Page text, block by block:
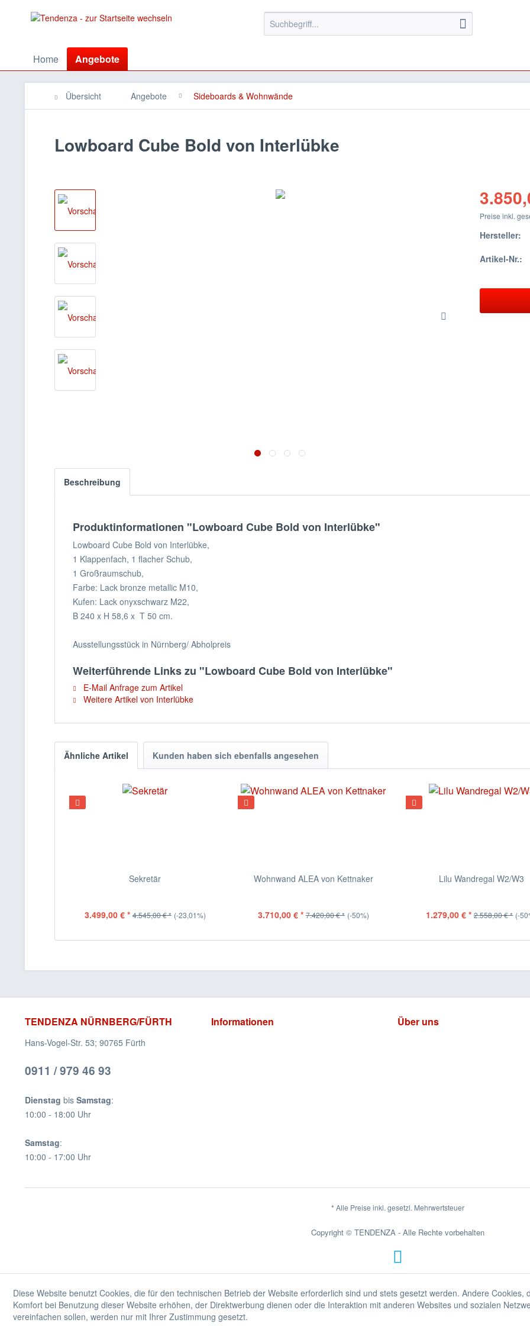
Home Angebote
Übersicht Angebote Sideboards & Wohnwände
Lowboard Cube Bold von Interlübke
Preise inkl.
Hersteller:
Artikel-Nr.:
Beschreibung
Produktinformationen "Lowboard Cube Bold von Interlübke"
Lowboard Cube Bold von Interlübke,
1 Klappenfach, 1 flacher Schub,
1 Großraumschub,
Farbe: Lack bronze metallic M10,
Kufen: Lack onyxschwarz M22,
B 240 x H 58,6 x T 50 cm.
Ausstellungsstück in Nürnberg/ Abholpreis
Weiterführende Links zu "Lowboard Cube Bold von Interlübke"
E-Mail Anfrage zum Artikel
Weitere Artikel von Interlübke
Ähnliche Artikel Kunden haben sich ebenfalls angesehen
Sekretär
3.499,00 € * 4.545,00 € * (-23,01%)
Wohnwand ALEA von Kettnaker
3.710,00 € * 7.420,00 € * (-50%)
Lilu Wandregal W2/W3
1.279,00 € * 2.558,00 € * (-
TENDENZA NÜRNBERG/FÜRTH
Hans-Vogel-Str. 53; 90765 Fürth
0911 / 979 46 93
Dienstag bis Samstag:
10:00 - 18:00 Uhr
Samstag:
10:00 - 17:00 Uhr
Informationen Über uns
* Alle Preise inkl. gesetzl. Mehrwertsteuer
Copyright © TENDENZA - Alle Rechte vorbehalten
Diese Website benutzt Cookies, die für den technischen Betrieb der Website erforderlich sind und stets gesetzt werden. Andere Cookies,
Komfort bei Benutzung dieser Website erhöhen, der Direktwerbung dienen oder die Interaktion mit anderen Websites und sozialen
vereinfachen sollen, werden nur mit Ihrer Zustimmung gesetzt.